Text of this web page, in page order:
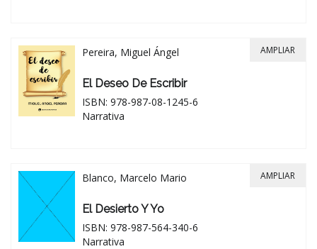
Pereira, Miguel Ángel
El Deseo De Escribir
ISBN: 978-987-08-1245-6
Narrativa
AMPLIAR
Blanco, Marcelo Mario
El Desierto Y Yo
ISBN: 978-987-564-340-6
Narrativa
AMPLIAR